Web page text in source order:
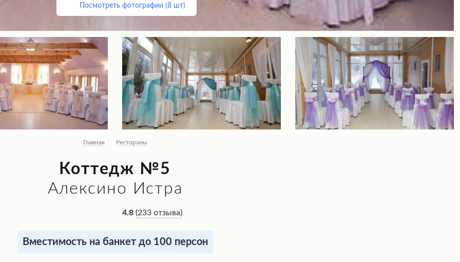
Посмотреть фотографии (8 шт)
Главная Рестораны
Коттедж №5
Алексино Истра
4.8 (233 отзыва)
Вместимость на банкет до 100 персон